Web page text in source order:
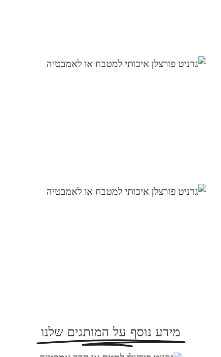
מידע נוסף על המותגים שלנו